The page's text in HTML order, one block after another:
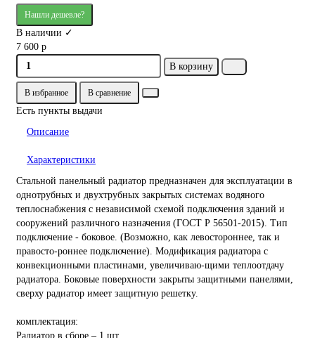
Нашли дешевле?
В наличии ✓
7 600 р
В корзину
В избранное В сравнение
Есть пункты выдачи
Описание
Характеристики
Стальной панельный радиатор предназначен для эксплуатации в
однотрубных и двухтрубных закрытых системах водяного
теплоснабжения с независимой схемой подключения зданий и
сооружений различного назначения (ГОСТ Р 56501-2015). Тип
подключение - боковое. (Возможно, как левостороннее, так и
правосто-роннее подключение). Модификация радиатора с
конвекционными пластинами, увеличиваю-щими теплоотдачу
радиатора. Боковые поверхности закрыты защитными панелями,
сверху радиатор имеет защитную решетку.
комплектация:
Радиатор в сборе – 1 шт.,